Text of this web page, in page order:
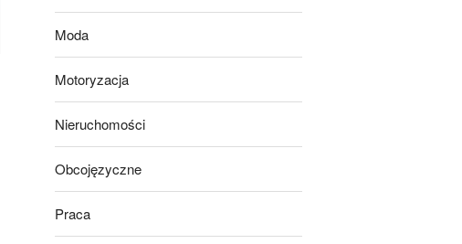
Moda
Motoryzacja
Nieruchomości
Obcojęzyczne
Praca